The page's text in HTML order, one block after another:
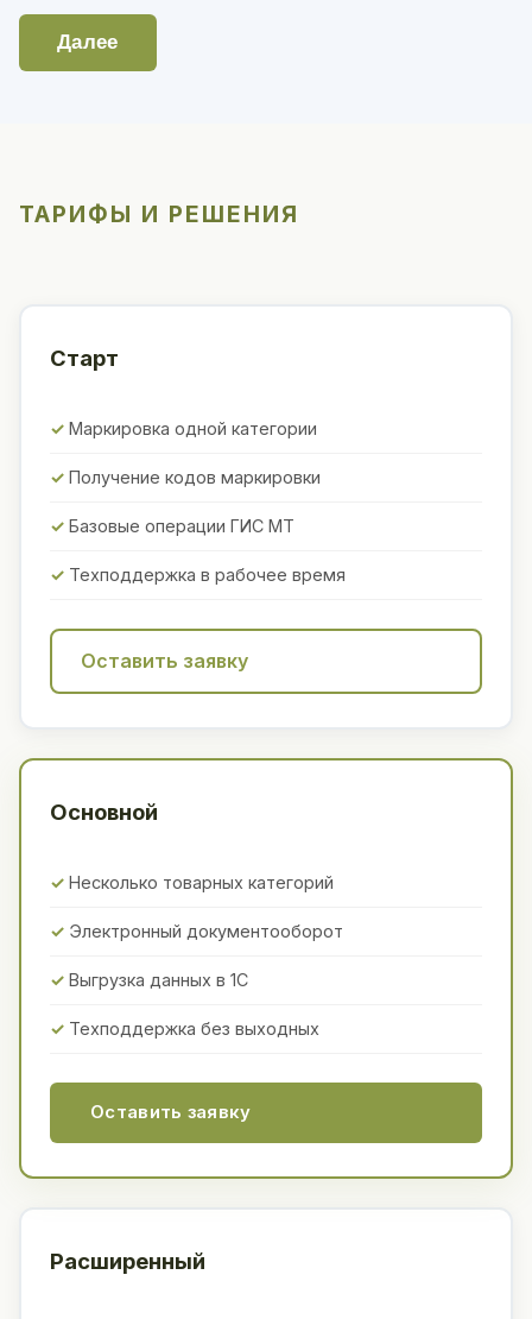
Далее
ТАРИФЫ И РЕШЕНИЯ
Старт
Маркировка одной категории
Получение кодов маркировки
Базовые операции ГИС МТ
Техподдержка в рабочее время
Оставить заявку
Основной
Несколько товарных категорий
Электронный документооборот
Выгрузка данных в 1С
Техподдержка без выходных
Оставить заявку
Расширенный